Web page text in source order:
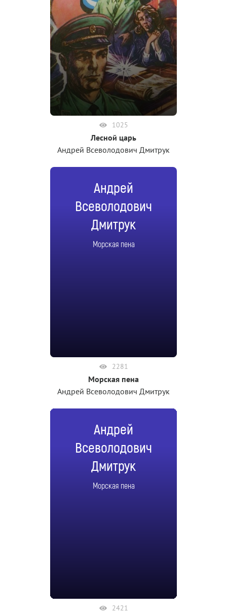
1025
Лесной царь
Андрей Всеволодович Дмитрук
Андрей
Всеволодович
Дмитрук
Морская пена
2281
Морская пена
Андрей Всеволодович Дмитрук
Андрей
Всеволодович
Дмитрук
Морская пена
2421